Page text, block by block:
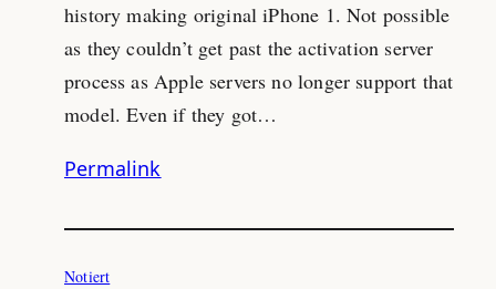
history making original iPhone 1. Not possible
as they couldn’t get past the activation server
process as Apple servers no longer support that
model. Even if they got…
Permalink
Notiert